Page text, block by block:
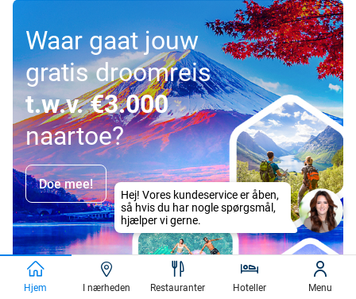
Waar gaat jouw
gratis droomreis
t.w.v. €3.000
naartoe?
Doe mee!
Hjem I nærheden Restauranter Hoteller Menu